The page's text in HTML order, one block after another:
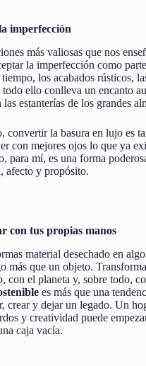
imperfección
más valiosas que nos
la imperfección como
los acabados rústicos,
ello conlleva un encanto
las estanterías de los grandes
convertir la basura en lujo es
con mejores ojos lo que ya
para mí, es una forma
afecto y propósito.
con tus propias manos
material desechado en
más que un objeto.
con el planeta y, sobre todo,
es más que una
crear y dejar un legado. Un
y creatividad puede
caja vacía.